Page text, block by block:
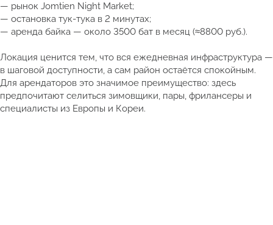
— рынок Jomtien Night Market;
— остановка тук-тука в 2 минутах;
— аренда байка — около 3500 бат в месяц (≈8800 руб.).
Локация ценится тем, что вся ежедневная инфраструктура —
в шаговой доступности, а сам район остаётся спокойным.
Для арендаторов это значимое преимущество: здесь
предпочитают селиться зимовщики, пары, фрилансеры и
специалисты из Европы и Кореи.